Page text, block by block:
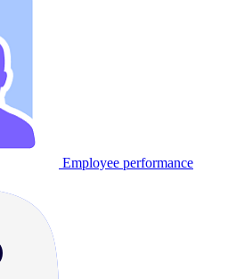
Employee performance